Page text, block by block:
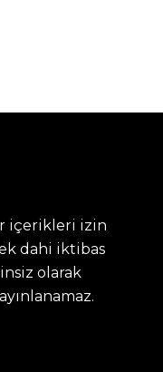
içerikleri izin
dahi iktibas
olarak